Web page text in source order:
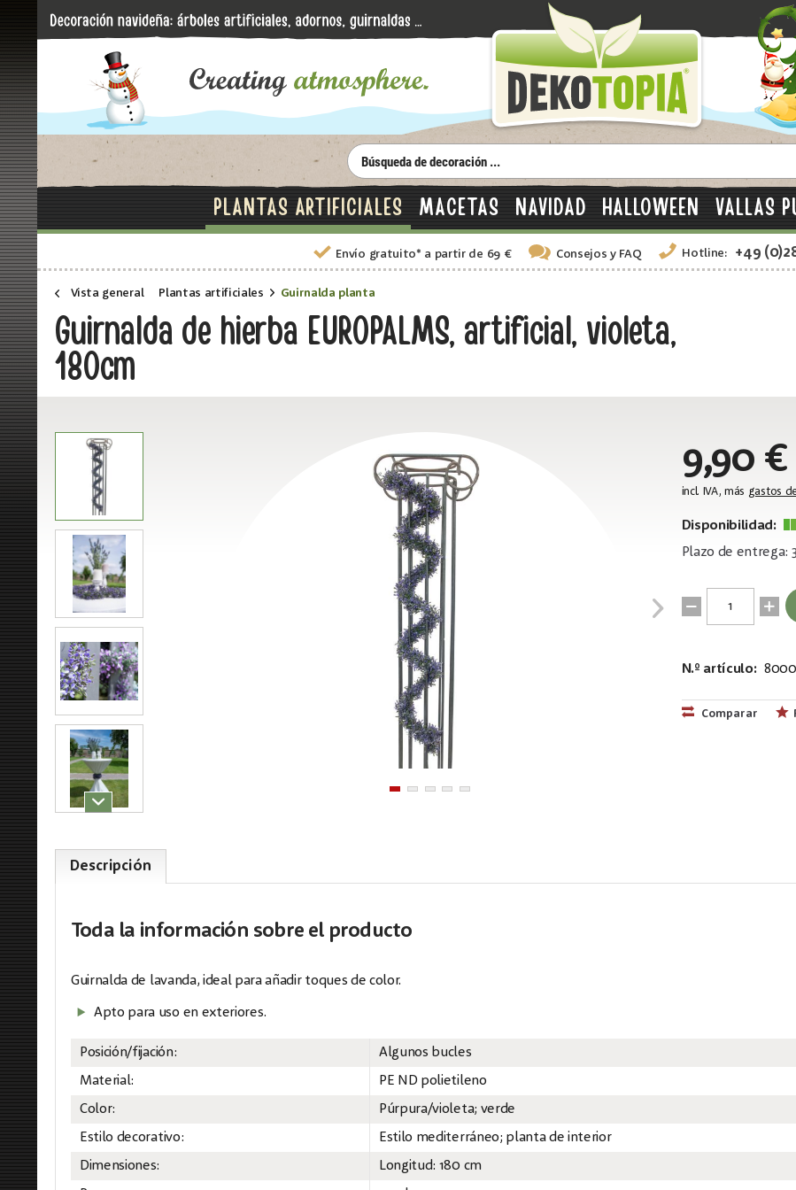
PLANTAS ARTIFICIALES MACETAS NAVIDAD HALLOWEEN VALLAS
Envío gratuito* a partir de 69 € Consejos y FAQ Hotline: +49
Vista general Plantas artificiales Guirnalda planta
Guirnalda de hierba EUROPALMS, artificial, violeta,
180cm
9,90 €
incl. IVA, más gastos
Disponibilidad:
Plazo de entrega:
N.º artículo:
Comparar
Descripción
Toda la información sobre el producto
Guirnalda de lavanda, ideal para añadir toques de color.
Apto para uso en exteriores.
Posición/fijación:
Algunos bucles
Material:
PE ND polietileno
Color:
Púrpura/violeta; verde
Estilo decorativo:
Estilo mediterráneo; planta de interior
Dimensiones:
Longitud: 180 cm